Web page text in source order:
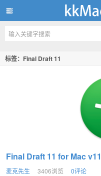
kkMac
标签：Final Draft 11
Final Draft 11 for Mac
麦克先生 3406浏览 0评论